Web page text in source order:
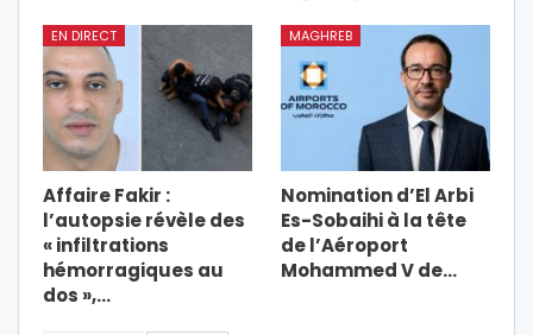
EN DIRECT
Affaire Fakir :
l’autopsie révèle des
« infiltrations
hémorragiques au
dos »,…
MAGHREB
Nomination d’El Arbi
Es-Sobaihi à la tête
de l’Aéroport
Mohammed V de…